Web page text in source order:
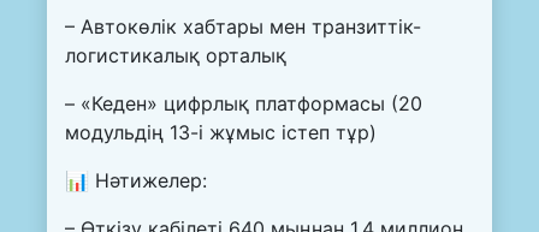
– Автокөлік хабтары мен транзиттік-
логистикалық орталық
– «Кеден» цифрлық платформасы (20
модульдің 13-і жұмыс істеп тұр)
📊 Нәтижелер: